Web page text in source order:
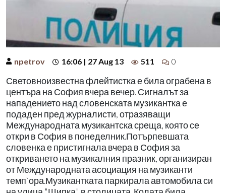
npetrov 16:06 | 27 Aug 13 511 0
Световноизвестна флейтистка е била ограбена в
центъра на София вчера вечер. Сигналът за
нападението над словенската музикантка е
подаден пред журналисти, отразяващи
Международната музикантска среща, която се
откри в София в понеделник.Потърпевшата
словенка е пристигнала вчера в София за
откриването на музикалния празник, организиран
от Международната асоциация на музиканти
темп`ора.Музикантката паркирала автомобила си